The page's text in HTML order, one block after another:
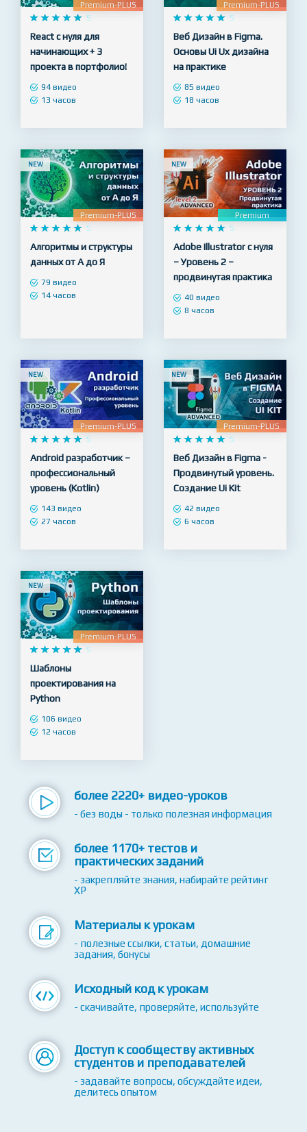
Premium-PLUS
    
     5
React с нуля для
начинающих + 3
проекта в портфолио!
Premium-PLUS
    
     5
Веб Дизайн в Figma.
Основы Ui Ux дизайна
на практике
NEW
Premium-PLUS
    
     5
Алгоритмы и структуры
данных от А до Я
NEW
Premium
   
   
Adobe Illustrator с нуля
– Уровень 2 –
продвинутая практика
NEW
Premium-PLUS
    
     5
Android разработчик –
профессиональный
уровень (Kotlin)
NEW
Premium-PLUS
    
     5
Веб Дизайн в Figma -
Продвинутый уровень.
Создание Ui Kit
NEW
    
     5
Шаблоны
проектирования на
Python
- без воды - только полезная информация
более 1170+ тестов и
- закрепляйте знания, набирайте рейтинг
XP
Материалы к урокам
- полезные ссылки, статьи, домашние
задания, бонусы
- скачивайте, проверяйте, используйте
Доступ к сообществу активных
студентов и преподавателей